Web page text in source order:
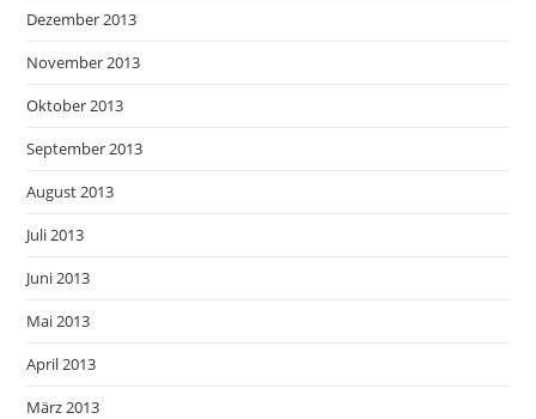
Dezember 2013
November 2013
Oktober 2013
September 2013
August 2013
Juli 2013
Juni 2013
Mai 2013
April 2013
März 2013